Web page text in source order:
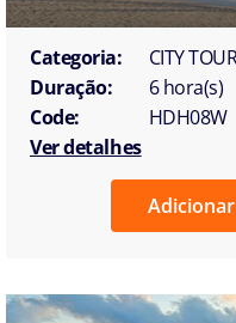
Categoria:
CITY
Duração:
6 hora(s)
Code:
HDH08W
Ver detalhes